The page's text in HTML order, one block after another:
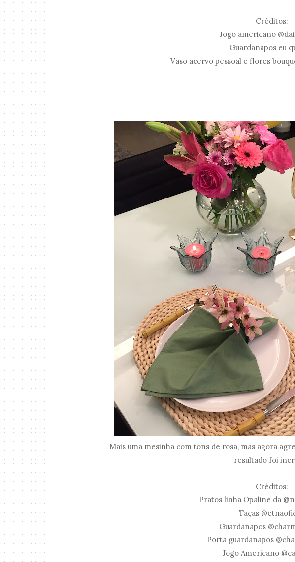
Créditos:
Jogo americano
Guardanapos eu
Vaso acervo pessoal e flores
Mais uma mesinha com tons de rosa, mas agora
resultado foi
Créditos:
Pratos linha Opaline da
Taças
Guardanapos
Porta guardanapos
Jogo Americano